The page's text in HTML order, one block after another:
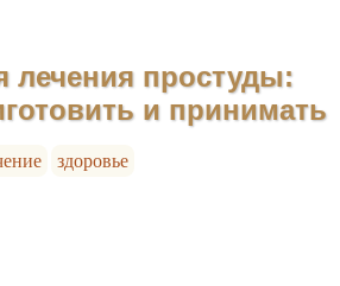
лечения простуды:
и принимать
здоровье